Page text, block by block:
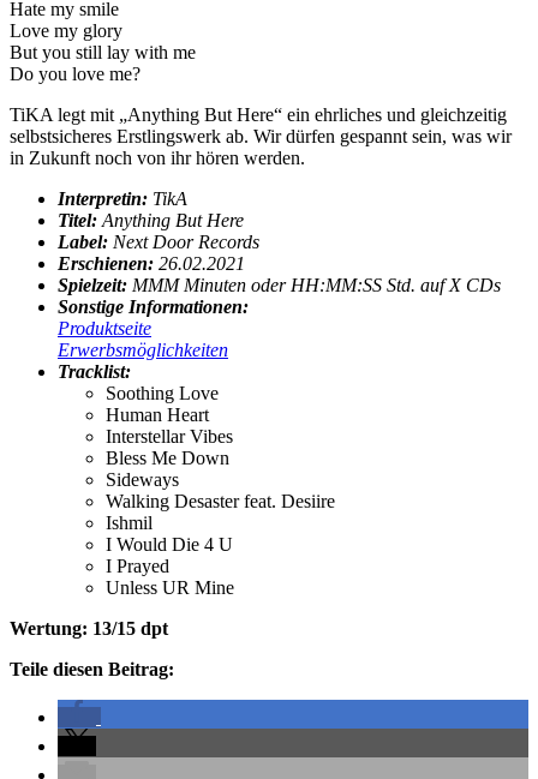
Hate my smile
Love my glory
But you still lay with me
Do you love me?
TiKA legt mit „Anything But Here“ ein ehrliches und gleichzeitig
selbstsicheres Erstlingswerk ab. Wir dürfen gespannt sein, was wir
in Zukunft noch von ihr hören werden.
Interpretin: TikA
Titel: Anything But Here
Label: Next Door Records
Erschienen: 26.02.2021
Spielzeit: MMM Minuten oder HH:MM:SS Std. auf X CDs
Sonstige Informationen:
Produktseite
Erwerbsmöglichkeiten
Tracklist:
Soothing Love
Human Heart
Interstellar Vibes
Bless Me Down
Sideways
Walking Desaster feat. Desiire
Ishmil
I Would Die 4 U
I Prayed
Unless UR Mine
Wertung: 13/15 dpt
Teile diesen Beitrag: